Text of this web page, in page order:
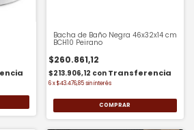
Bacha de Baño Negra 46x32x14 cm
BCH10 Peirano
$260.861,12
$213.906,12 con
6 x$43.476,85 sin interés